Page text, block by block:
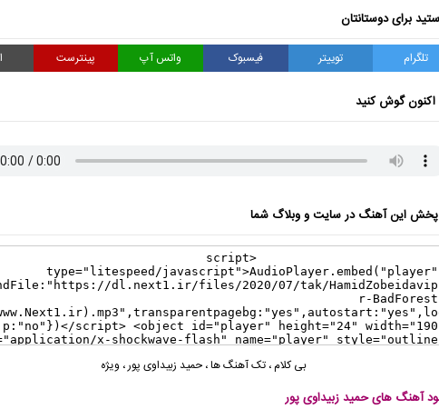
برای دوستانتان
تلگرام توییتر فیسبوک واتس آپ پینترست
گوش کنید
این آهنگ در سایت و وبلاگ شما
بی کلام،تک آهنگ ها،حمید زبیداوی پور، ویژه
آهنگ های حمید زبیداوی پور